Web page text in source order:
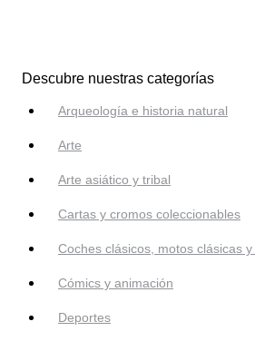
Descubre nuestras categorías
Arqueología e historia natural
Arte
Arte asiático y tribal
Cartas y cromos coleccionables
Coches clásicos, motos clásicas
Cómics y animación
Deportes